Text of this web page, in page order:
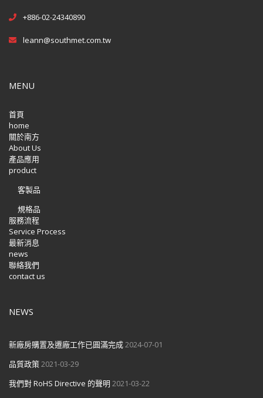
+886-02-24340890
leann@southmet.com.tw
MENU
首頁
home
關於南方
About Us
產品應用
product
客製品
規格品
服務流程
Service Process
最新消息
news
聯絡我們
contact us
NEWS
新廠房購置及遷廠工作已圓滿完成2024-07-01
品質政策2021-03-29
我們對 RoHS Directive 的聲明 2021-03-22